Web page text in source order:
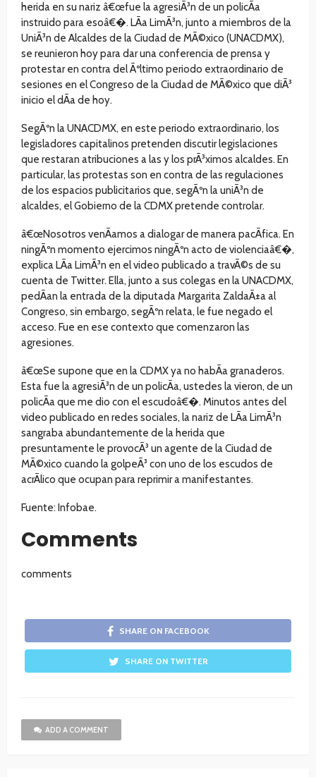
herida en su nariz â€œfue la agresiÃ³n de un policÃ­a
instruido para esoâ€�. LÃ­a LimÃ³n, junto a miembros de la
UniÃ³n de Alcaldes de la Ciudad de MÃ©xico (UNACDMX),
se reunieron hoy para dar una conferencia de prensa y
protestar en contra del Ãºltimo periodo extraordinario de
sesiones en el Congreso de la Ciudad de MÃ©xico que diÃ³
inicio el dÃ­a de hoy.
SegÃºn la UNACDMX, en este periodo extraordinario, los
legisladores capitalinos pretenden discutir legislaciones
que restaran atribuciones a las y los prÃ³ximos alcaldes. En
particular, las protestas son en contra de las regulaciones
de los espacios publicitarios que, segÃºn la uniÃ³n de
alcaldes, el Gobierno de la CDMX pretende controlar.
â€œNosotros venÃ­amos a dialogar de manera pacÃ­fica. En
ningÃºn momento ejercimos ningÃºn acto de violenciaâ€�,
explica LÃ­a LimÃ³n en el video publicado a travÃ©s de su
cuenta de Twitter. Ella, junto a sus colegas en la UNACDMX,
pedÃ­an la entrada de la diputada Margarita ZaldaÃ±a al
Congreso, sin embargo, segÃºn relata, le fue negado el
acceso. Fue en ese contexto que comenzaron las
agresiones.
â€œSe supone que en la CDMX ya no habÃ­a granaderos.
Esta fue la agresiÃ³n de un policÃ­a, ustedes la vieron, de un
policÃ­a que me dio con el escudoâ€�. Minutos antes del
video publicado en redes sociales, la nariz de LÃ­a LimÃ³n
sangraba abundantemente de la herida que
presuntamente le provocÃ³ un agente de la Ciudad de
MÃ©xico cuando la golpeÃ³ con uno de los escudos de
acrÃ­lico que ocupan para reprimir a manifestantes.
Fuente: Infobae.
Comments
comments
SHARE ON FACEBOOK
SHARE ON TWITTER
ADD A COMMENT